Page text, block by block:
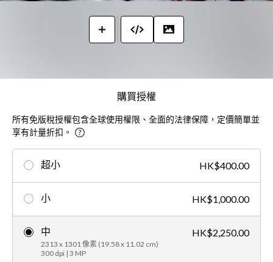
購買授權
所有免版稅授權包含全球使用權限、全面的法律保障，定價簡單並
享有計量折扣。
超小 HK$400.00
小 HK$1,000.00
中
2313 x 1301 像素 (19.58 x 11.02 cm)
300 dpi | 3 MP
HK$2,250.00